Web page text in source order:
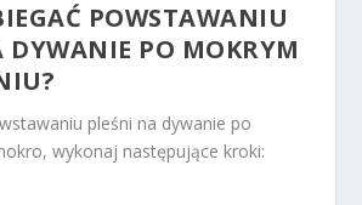
POWSTAWANIU
DYWANIE PO MOKRYM
pleśni na dywanie po
wykonaj następujące kroki: